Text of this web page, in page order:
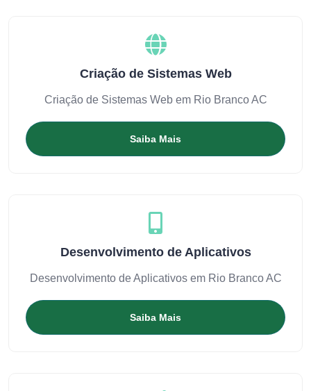
Criação de Sistemas Web
Criação de Sistemas Web em Rio Branco AC
Saiba Mais
Desenvolvimento de Aplicativos
Desenvolvimento de Aplicativos em Rio Branco AC
Saiba Mais